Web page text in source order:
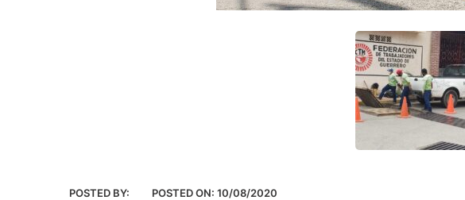
POSTED BY: POSTED ON: 10/08/2020